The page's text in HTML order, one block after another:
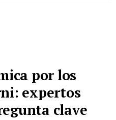
por los
expertos
clave